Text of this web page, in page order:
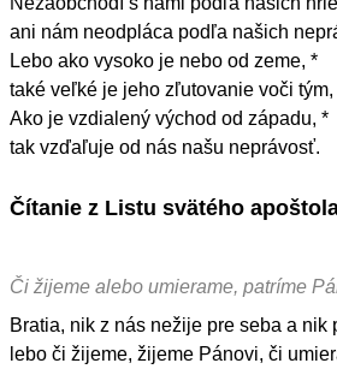
ani nám neodpláca podľa našich
Lebo ako vysoko je nebo od zeme, *
také veľké je jeho zľutovanie voči
Ako je vzdialený východ od západu, *
tak vzďaľuje od nás našu neprávosť.
Čítanie z Listu svätého
Či žijeme alebo umierame, patríme
Bratia, nik z nás nežije pre seba a nik
lebo či žijeme, žijeme Pánovi, či